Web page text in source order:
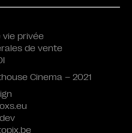
vie privée
de vente
Cinema – 2021